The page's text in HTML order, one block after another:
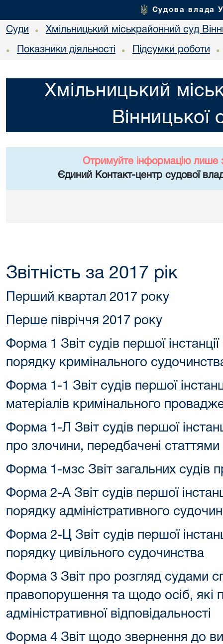
Судова влада
Суди • Хмільницький міськрайонний суд
• Показники діяльності • Підсумки роботи •
Хмільницький
Вінницької
Отримуйте інформацію лише
Єдиний Контакт-центр судової
Звітність за 2017 рік
Перший квартал 2017 року
Перше півріччя 2017 року
Форма 1 Звіт судів першої
порядку кримінального
Форма 1-1 Звіт судів першої
матеріалів кримінального
Форма 1-Л Звіт судів першої
про злочини, передбачені
Форма 1-мзс Звіт загальних судів
Форма 2-А Звіт судів першої
порядку адміністративного
Форма 2-Ц Звіт судів першої
порядку цивільного судочинства
Форма 3 Звіт про розгляд судами
правопорушення та щодо осіб, які
адміністративної відповідальності
Форма 4 Звіт щодо звернення до